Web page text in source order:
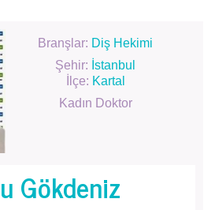
Branşlar: Diş Hekimi
Şehir: İstanbul
İlçe: Kartal
Kadın Doktor
Gökdeniz